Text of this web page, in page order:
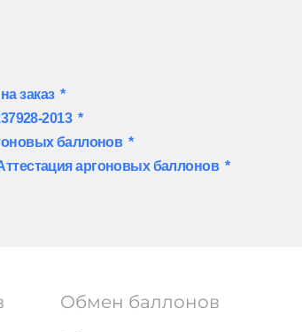
заказ*
2013*
баллонов*
аргоновых баллонов*
Обмен баллонов